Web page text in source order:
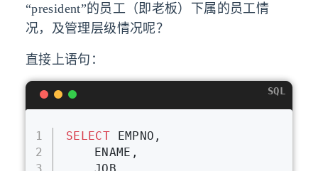
“president”的员工（即老板）下属的员工情
况，及管理层级情况呢？
直接上语句：
1
2
3
SELECT EMPNO,
	ENAME,
	JOB,
SQL